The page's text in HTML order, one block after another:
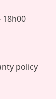
18h00
policy